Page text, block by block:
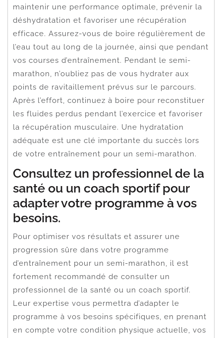
maintenir une performance optimale, prévenir la
déshydratation et favoriser une récupération
efficace. Assurez-vous de boire régulièrement de
l’eau tout au long de la journée, ainsi que pendant
vos courses d’entraînement. Pendant le semi-
marathon, n’oubliez pas de vous hydrater aux
points de ravitaillement prévus sur le parcours.
Après l’effort, continuez à boire pour reconstituer
les fluides perdus pendant l’exercice et favoriser
la récupération musculaire. Une hydratation
adéquate est une clé importante du succès lors
de votre entraînement pour un semi-marathon.
Consultez un professionnel de la
santé ou un coach sportif pour
adapter votre programme à vos
besoins.
Pour optimiser vos résultats et assurer une
progression sûre dans votre programme
d’entraînement pour un semi-marathon, il est
fortement recommandé de consulter un
professionnel de la santé ou un coach sportif.
Leur expertise vous permettra d’adapter le
programme à vos besoins spécifiques, en prenant
en compte votre condition physique actuelle, vos